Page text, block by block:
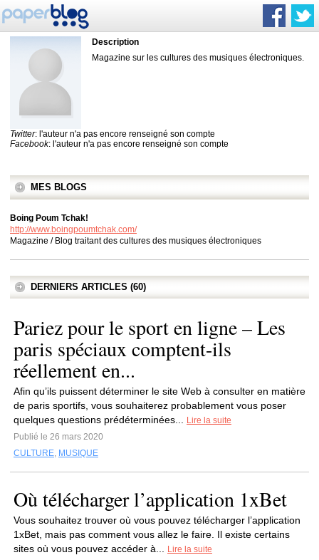
Description
Magazine sur les cultures des musiques électroniques.
Twitter: l'auteur n'a pas encore renseigné son compte
Facebook: l'auteur n'a pas encore renseigné son compte
MES BLOGS
Boing Poum Tchak!
http://www.boingpoumtchak.com/
Magazine / Blog traitant des cultures des musiques électroniques
DERNIERS ARTICLES (60)
Pariez pour le sport en ligne – Les
paris spéciaux comptent-ils
réellement en...
Afin qu’ils puissent déterminer le site Web à consulter en matière
de paris sportifs, vous souhaiterez probablement vous poser
quelques questions prédéterminées...
Lire la suite
Publié le 26 mars 2020
CULTURE, MUSIQUE
Où télécharger l’application 1xBet
Vous souhaitez trouver où vous pouvez télécharger l’application
1xBet, mais pas comment vous allez le faire. Il existe certains
sites où vous pouvez accéder à...
Lire la suite